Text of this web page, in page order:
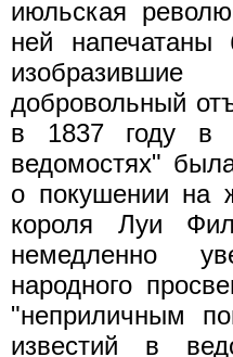
июльская
ней напечатаны
добровольный
в 1837 году в
ведомостях"
о покушении на
короля Луи
немедленно
народного
"неприличным
известий в